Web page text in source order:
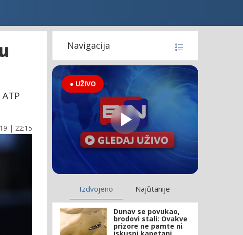
| 22:15
Navigacija
● UŽIVO
Izdvojeno Najčitanije
Dunav se povukao,
brodovi stali: Ovakve
prizore ne pamte ni